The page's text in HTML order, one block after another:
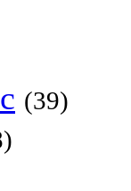
(39)